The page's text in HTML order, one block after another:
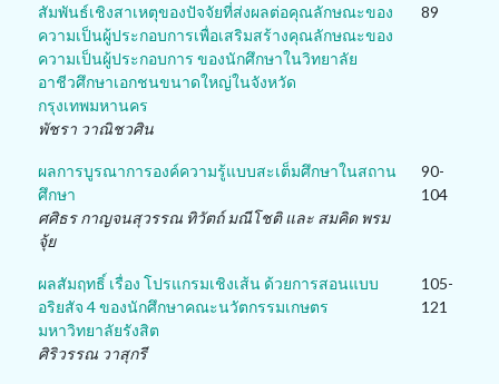
สัมพันธ์เชิงสาเหตุของปัจจัยที่ส่งผลต่อคุณลักษณะของ
ความเป็นผู้ประกอบการเพื่อเสริมสร้างคุณลักษณะของ
ความเป็นผู้ประกอบการ ของนักศึกษาในวิทยาลัย
อาชีวศึกษาเอกชนขนาดใหญ่ในจังหวัด
กรุงเทพมหานคร
พัชรา วาณิชวศิน
89
ผลการบูรณาการองค์ความรู้แบบสะเต็มศึกษาในสถาน
ศึกษา
ศศิธร กาญจนสุวรรณ ทิวัตถ์ มณีโชติ และ สมคิด พรม
จุ้ย
90-
104
ผลสัมฤทธิ์ เรื่อง โปรแกรมเชิงเส้น ด้วยการสอนแบบ
อริยสัจ 4 ของนักศึกษาคณะนวัตกรรมเกษตร
มหาวิทยาลัยรังสิต
ศิริวรรณ วาสุกรี
105-
121